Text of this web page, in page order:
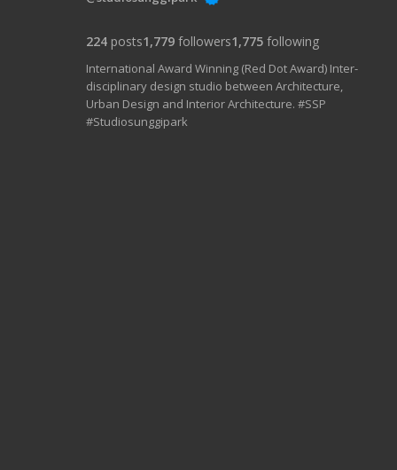
224posts1,779followers1,775following
International Award Winning (Red Dot Award) Inter-
disciplinary design studio between Architecture,
Urban Design and Interior Architecture. #SSP
#Studiosunggipark